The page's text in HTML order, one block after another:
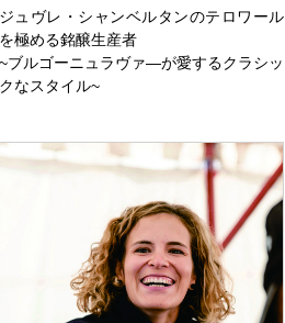
ジュヴレ・シャンベルタンのテロワール
を極める銘醸生産者
~ブルゴーニュラヴァ―が愛するクラシッ
クなスタイル~